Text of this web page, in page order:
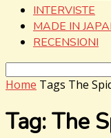
INTERVISTE
MADE IN
RECENSIONI
Home Tags The
Tag: The